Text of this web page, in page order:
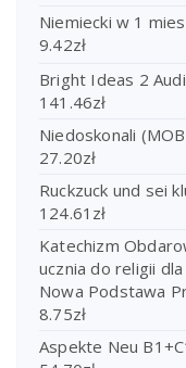
Niemiecki w 1
9.42zł
Bright Ideas 2
141.46zł
Niedoskonali
27.20zł
Ruckzuck und sei
124.61 zł
Katechizm
ucznia do religii
Nowa Podstawa
8.75zł
Aspekte Neu